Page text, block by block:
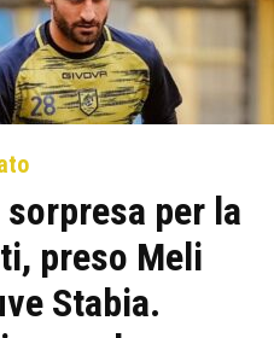
sorpresa per la
preso Meli
Stabia.